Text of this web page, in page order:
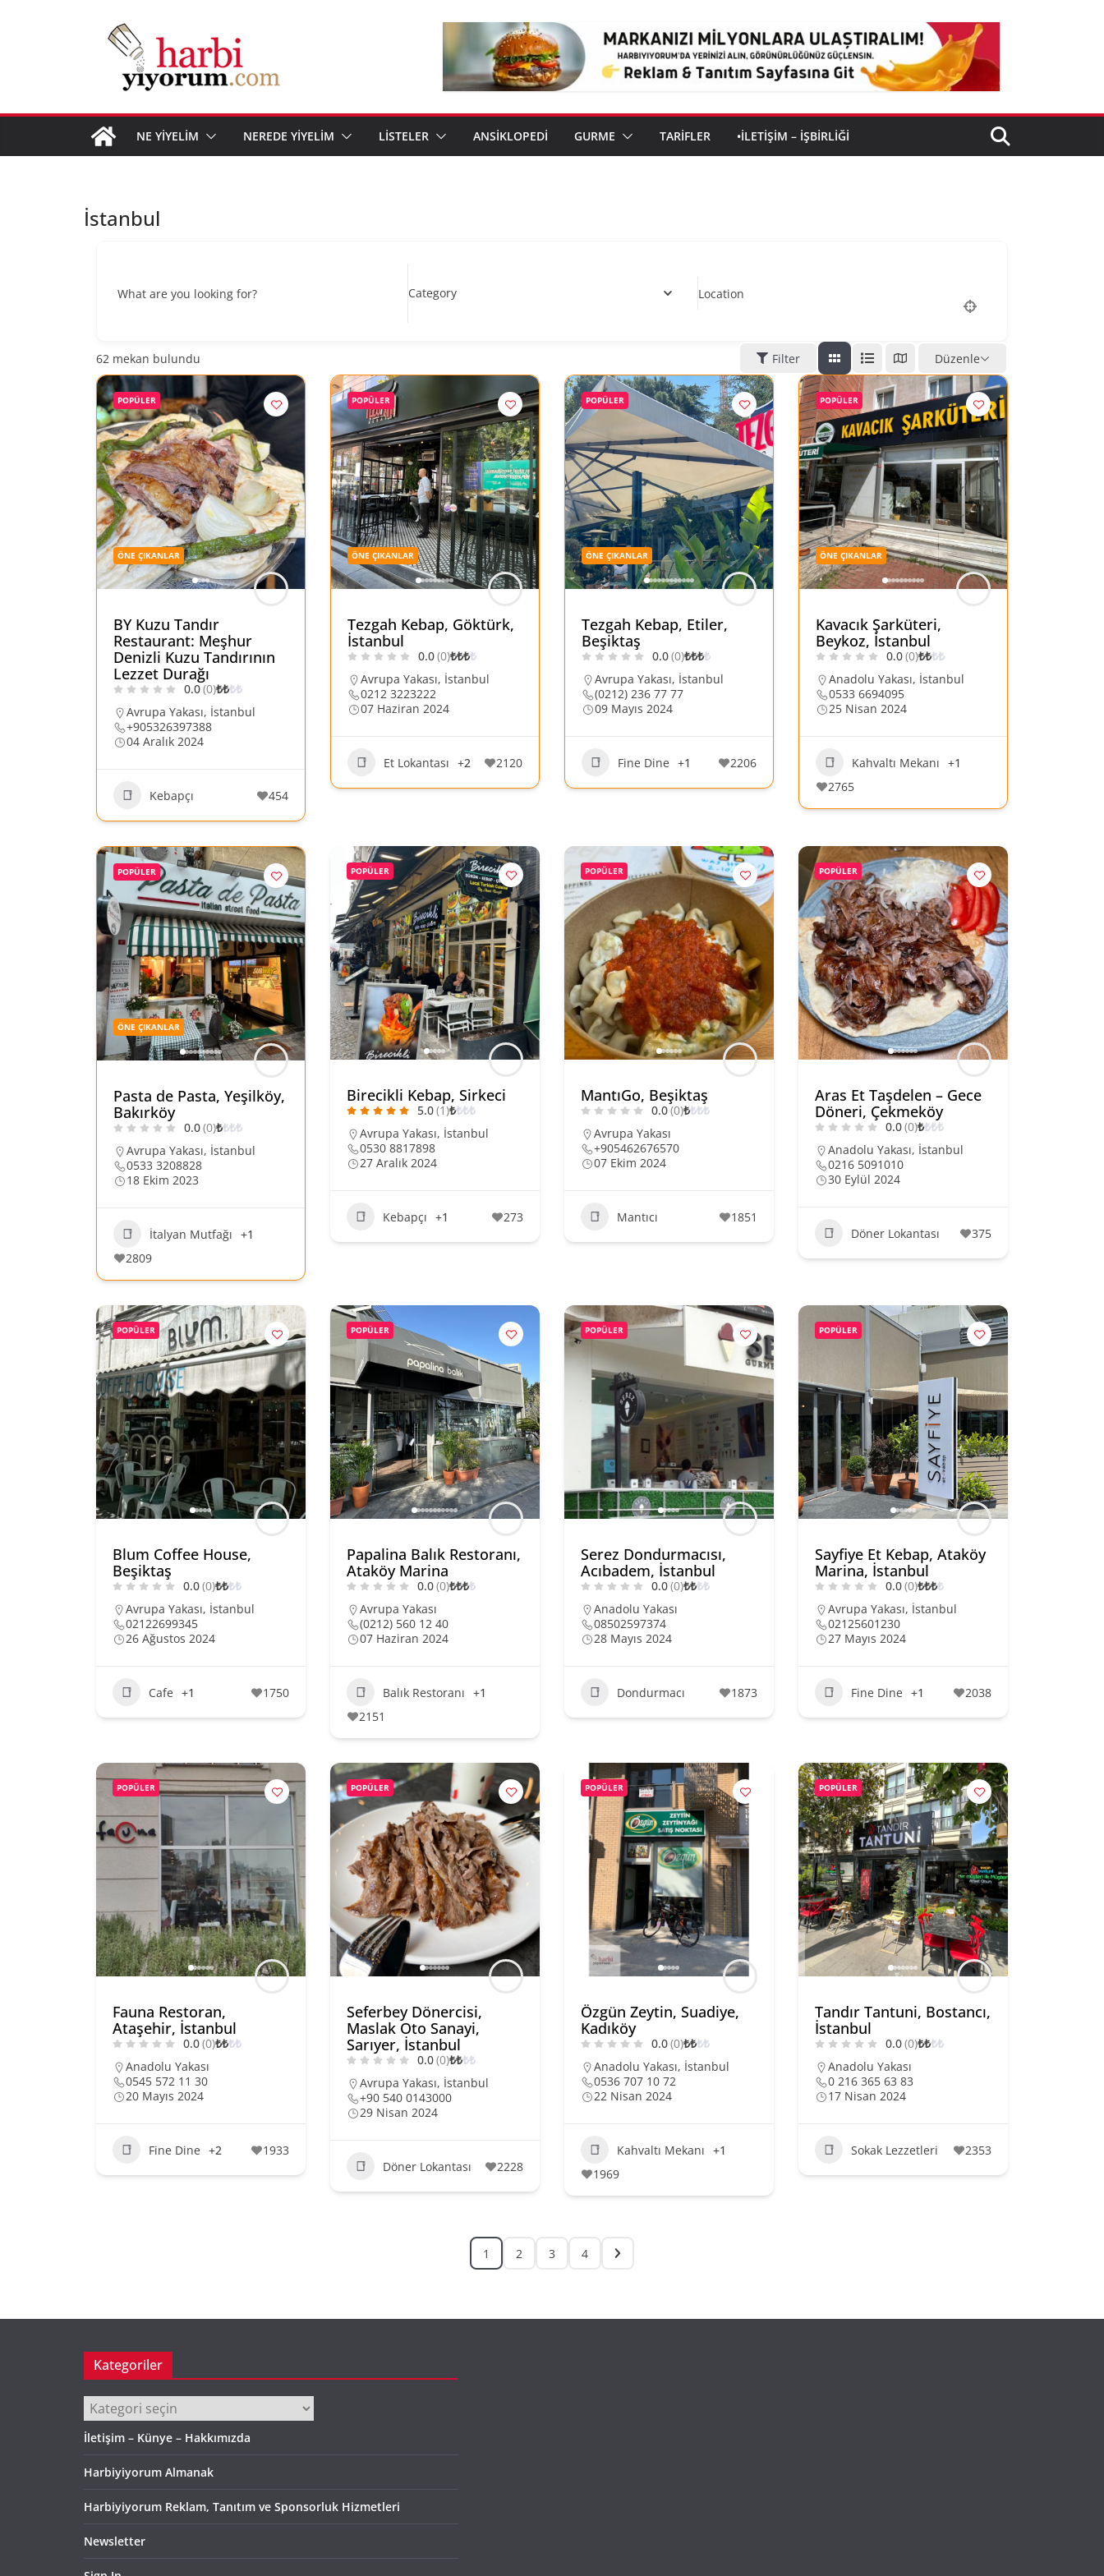
NE YİYELİM NEREDE YİYELİM LİSTELER ANSİKLOPEDİ GURME TARİFLER •İLETIŞIM – İŞBIRLIĞI
İstanbul
What are you looking for? Category Location
62 mekan bulundu Filter Düzenle
POPÜLER
ÖNE ÇIKANLAR
BY Kuzu Tandır
Restaurant: Meşhur
Denizli Kuzu Tandırının
Lezzet Durağı
0.0(0)₺₺₺₺
Avrupa Yakası, İstanbul
+905326397388
04 Aralık 2024
Kebapçı 454
POPÜLER
ÖNE ÇIKANLAR
Tezgah Kebap, Göktürk,
İstanbul
0.0(0)₺₺₺₺
Avrupa Yakası, İstanbul
0212 3223222
07 Haziran 2024
Et Lokantası +2 2120
POPÜLER
ÖNE ÇIKANLAR
Tezgah Kebap, Etiler,
Beşiktaş
0.0(0)₺₺₺₺
Avrupa Yakası, İstanbul
(0212) 236 77 77
09 Mayıs 2024
Fine Dine +1 2206
POPÜLER
ÖNE ÇIKANLAR
Kavacık Şarküteri,
Beykoz, İstanbul
0.0(0)₺₺₺₺
Anadolu Yakası, İstanbul
0533 6694095
25 Nisan 2024
Kahvaltı Mekanı +1
2765
POPÜLER
ÖNE ÇIKANLAR
Pasta de Pasta, Yeşilköy,
Bakırköy
0.0(0)₺₺₺₺
Avrupa Yakası, İstanbul
0533 3208828
18 Ekim 2023
İtalyan Mutfağı +1
2809
POPÜLER
Birecikli Kebap, Sirkeci
5.0(1)₺₺₺₺
Avrupa Yakası, İstanbul
0530 8817898
27 Aralık 2024
Kebapçı +1 273
POPÜLER
MantıGo, Beşiktaş
0.0(0)₺₺₺₺
Avrupa Yakası
+905462676570
07 Ekim 2024
Mantıcı 1851
POPÜLER
Aras Et Taşdelen – Gece
Döneri, Çekmeköy
0.0(0)₺₺₺₺
Anadolu Yakası, İstanbul
0216 5091010
30 Eylül 2024
Döner Lokantası 375
POPÜLER
Blum Coffee House,
Beşiktaş
0.0(0)₺₺₺₺
Avrupa Yakası, İstanbul
02122699345
26 Ağustos 2024
Cafe +1 1750
POPÜLER
Papalina Balık Restoranı,
Ataköy Marina
0.0(0)₺₺₺₺
Avrupa Yakası
(0212) 560 12 40
07 Haziran 2024
Balık Restoranı +1
2151
POPÜLER
Serez Dondurmacısı,
Acıbadem, İstanbul
0.0(0)₺₺₺₺
Anadolu Yakası
08502597374
28 Mayıs 2024
Dondurmacı 1873
POPÜLER
Sayfiye Et Kebap, Ataköy
Marina, İstanbul
0.0(0)₺₺₺₺
Avrupa Yakası, İstanbul
02125601230
27 Mayıs 2024
Fine Dine +1 2038
POPÜLER
Fauna Restoran,
Ataşehir, İstanbul
0.0(0)₺₺₺₺
Anadolu Yakası
0545 572 11 30
20 Mayıs 2024
Fine Dine +2 1933
POPÜLER
Seferbey Dönercisi,
Maslak Oto Sanayi,
Sarıyer, İstanbul
0.0(0)₺₺₺₺
Avrupa Yakası, İstanbul
+90 540 0143000
29 Nisan 2024
Döner Lokantası 2228
POPÜLER
Özgün Zeytin, Suadiye,
Kadıköy
0.0(0)₺₺₺₺
Anadolu Yakası, İstanbul
0536 707 10 72
22 Nisan 2024
Kahvaltı Mekanı +1
1969
POPÜLER
Tandır Tantuni, Bostancı,
İstanbul
0.0(0)₺₺₺₺
Anadolu Yakası
0 216 365 63 83
17 Nisan 2024
Sokak Lezzetleri 2353
1 2 3 4
Kategoriler
Kategoriler
İletişim – Künye – Hakkımızda
Harbiyiyorum Almanak
Harbiyiyorum Reklam, Tanıtım ve Sponsorluk Hizmetleri
Newsletter